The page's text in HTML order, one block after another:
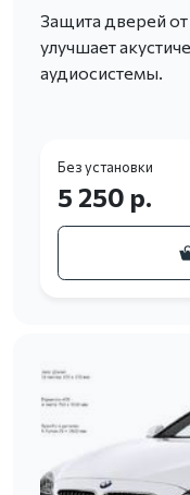
Защита дверей
улучшает
аудиосистемы.
Без установки
5 250 р.